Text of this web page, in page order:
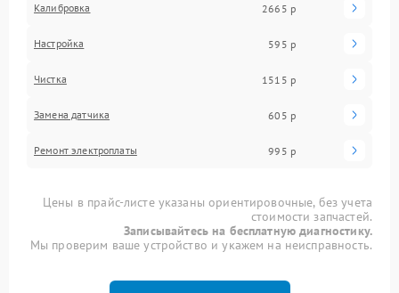
Калибровка 2665 р
Настройка 595 р
Чистка 1515 р
Замена датчика 605 р
Ремонт электроплаты 995 р
Цены в прайс-листе указаны ориентировочные, без учета
стоимости запчастей.
Записывайтесь на бесплатную диагностику.
Мы проверим ваше устройство и укажем на неисправность.